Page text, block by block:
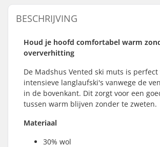
BESCHRIJVING
Houd je hoofd comfortabel warm
oververhitting
De Madshus Vented ski muts is perfect
intensieve langlaufski's vanwege de
in de bovenkant. Dit zorgt voor een
tussen warm blijven zonder te zweten.
Materiaal
30% wol